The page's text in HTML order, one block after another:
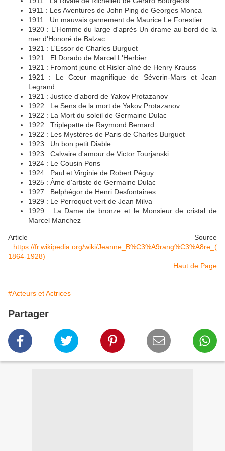
1911 : Les Aventures de John Ping de Georges Monca
1911 : Un mauvais garnement de Maurice Le Forestier
1920 : L'Homme du large d'après Un drame au bord de la
mer d'Honoré de Balzac
1921 : L'Essor de Charles Burguet
1921 : El Dorado de Marcel L'Herbier
1921 : Fromont jeune et Risler aîné de Henry Krauss
1921 : Le Cœur magnifique de Séverin-Mars et Jean
Legrand
1921 : Justice d'abord de Yakov Protazanov
1922 : Le Sens de la mort de Yakov Protazanov
1922 : La Mort du soleil de Germaine Dulac
1922 : Triplepatte de Raymond Bernard
1922 : Les Mystères de Paris de Charles Burguet
1923 : Un bon petit Diable
1923 : Calvaire d'amour de Victor Tourjanski
1924 : Le Cousin Pons
1924 : Paul et Virginie de Robert Péguy
1925 : Âme d'artiste de Germaine Dulac
1927 : Belphégor de Henri Desfontaines
1929 : Le Perroquet vert de Jean Milva
1929 : La Dame de bronze et le Monsieur de cristal de
Marcel Manchez
Article Source
: https://fr.wikipedia.org/wiki/Jeanne_B%C3%A9rang%C3%A8re_(
1864-1928)
Haut de Page
#Acteurs et Actrices
Partager